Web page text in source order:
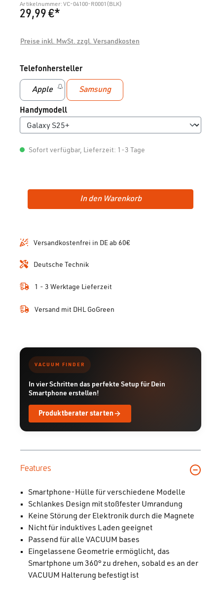
Artikelnummer: VC-04100-R0001(BLK)
29,99 €*
Preise inkl. MwSt. zzgl. Versandkosten
Telefonherstellerauswählen
Apple
(Diese Option ist zurzeit nicht verfügbar.)
Samsung
Handymodellauswählen
Sofort verfügbar, Lieferzeit: 1-3 Tage
In den Warenkorb
Versandkostenfrei in DE ab 60€
Deutsche Technik
1 - 3 Werktage Lieferzeit
Versand mit DHL GoGreen
VACUUM FINDER
In vier Schritten das perfekte Setup für Dein
Smartphone erstellen!
Produktberater starten
Features
Smartphone-Hülle für verschiedene Modelle
Schlankes Design mit stoßfester Umrandung
Keine Störung der Elektronik durch die Magnete
Nicht für induktives Laden geeignet
Passend für alle VACUUM bases
Eingelassene Geometrie ermöglicht, das
Smartphone um 360° zu drehen, sobald es an der
VACUUM Halterung befestigt ist